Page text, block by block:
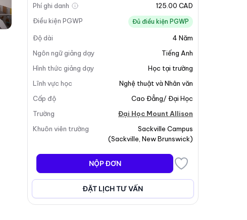
Phí ghi danh
125.00 CAD
Điều kiện PGWP
Đủ điều kiện PGWP
Độ dài 4 Năm
Ngôn ngữ giảng dạy
Tiếng Anh
Hình thức giảng dạy
Học tại trường
Lĩnh vực học
Nghệ thuật và Nhân văn
Cấp độ
Cao Đẳng/ Đại Học
Trường
Đại Học Mount Allison
Khuôn viên trường
Sackville Campus
(Sackville New Brunswick)
NỘP ĐƠN
ĐẶT LỊCH TƯ VẤN